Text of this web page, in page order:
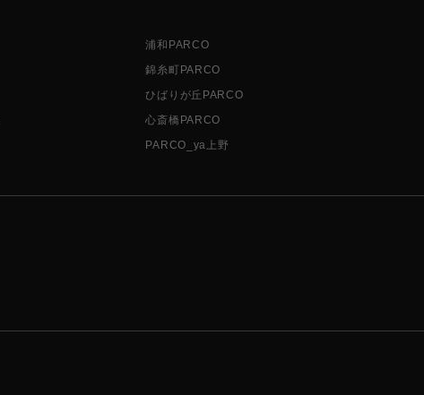
浦和PARCO
錦糸町PARCO
ひばりが丘PARCO
心斎橋PARCO
PARCO_ya上野